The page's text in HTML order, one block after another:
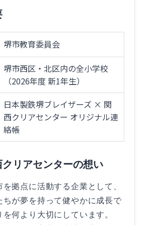
堺市教育委員会
堺市西区・北区内の全小学校
（2026年度 新1年生）
日本製鉄堺ブレイザーズ × 関
西クリアセンター オリジナル連
絡帳
リアセンターの想い
拠点に活動する企業として、
ちが夢を持って健やかに成長で
何より大切にしています。